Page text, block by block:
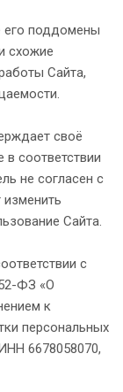
его поддомены
схожие
Сайта,
своё
соответствии
не согласен с
Сайта.
с
ФЗ «О
к
персональных
6678058070,